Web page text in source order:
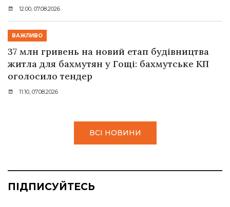
12:00, 07.08.2026
ВАЖЛИВО
37 млн гривень на новий етап будівництва
житла для бахмутян у Гощі: бахмутське КП
оголосило тендер
11:10, 07.08.2026
ВСІ НОВИНИ
ПІДПИСУЙТЕСЬ